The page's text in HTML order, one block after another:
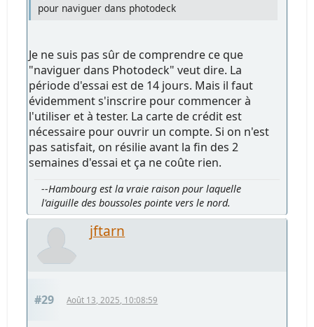
pour naviguer dans photodeck
Je ne suis pas sûr de comprendre ce que
"naviguer dans Photodeck" veut dire. La
période d'essai est de 14 jours. Mais il faut
évidemment s'inscrire pour commencer à
l'utiliser et à tester. La carte de crédit est
nécessaire pour ouvrir un compte. Si on n'est
pas satisfait, on résilie avant la fin des 2
semaines d'essai et ça ne coûte rien.
--Hambourg est la vraie raison pour laquelle
l'aiguille des boussoles pointe vers le nord.
jftarn
#29 Août 13, 2025, 10:08:59